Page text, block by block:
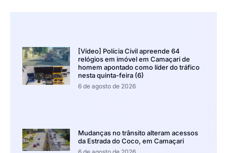
[Vídeo] Polícia Civil apreende 64
relógios em imóvel em Camaçari de
homem apontado como líder do tráfico
nesta quinta-feira (6)
6 de agosto de 2026
Mudanças no trânsito alteram acessos
da Estrada do Coco, em Camaçari